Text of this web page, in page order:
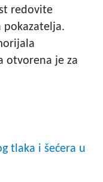
redovite
pokazatelja.
otvorena je za
tlaka i šećera u